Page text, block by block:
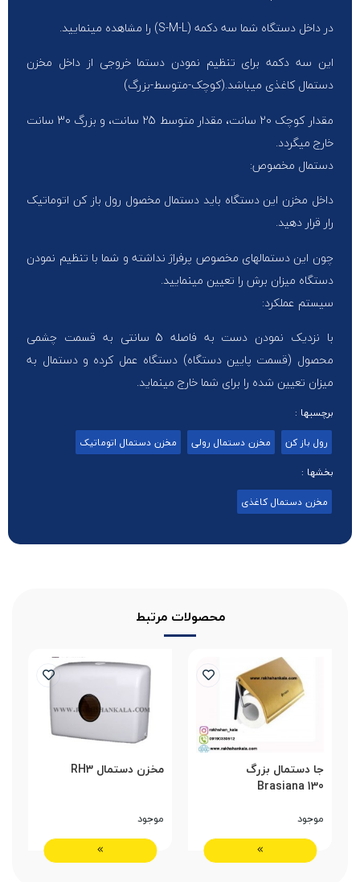
در داخل دستگاه شما سه دکمه (S-M-L) را مشاهده مینمایید.
این سه دکمه برای تنظیم نمودن دستما خروجی از داخل مخزن
دستمال کاغذی میباشد.(کوچک-متوسط-بزرگ)
مقدار کوچک 20 سانت، مقدار متوسط 25 سانت، و بزرگ 30 سانت
خارج میگردد.
دستمال مخصوص:
داخل مخزن این دستگاه باید دستمال مخصول رول باز کن اتوماتیک
رار قرار دهید.
چون این دستمالهای مخصوص پرفراژ نداشته و شما با تنظیم نمودن
دستگاه میزان برش را تعیین مینمایید.
سیستم عملکرد:
با نزدیک نمودن دست به فاصله 5 سانتی به قسمت چشمی
محصول (قسمت پایین دستگاه) دستگاه عمل کرده و دستمال به
میزان تعیین شده را برای شما خارج مینماید.
برچسبها :
رول باز کن
مخزن دستمال رولی
مخزن دستمال اتوماتیک
بخشها :
مخزن دستمال کاغذی
محصولات مرتبط
جا دستمال بزرگ
Brasiana 130
موجود
مخزن دستمال RH3
موجود